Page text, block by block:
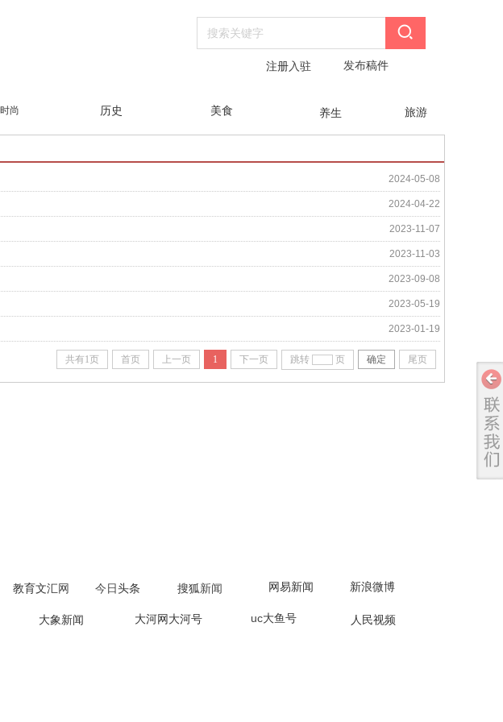
注册入驻 发布稿件
时尚 美食 养生 旅游
历史
2024-05-08
2024-04-22
2023-11-07
2023-11-03
2023-09-08
2023-05-19
2023-01-19
共有1页 首页 上一页 1 下一页 跳转 页 确定 尾页
搜狐新闻
教育文汇 网 网易新闻 新浪微博
今日 头条
uc大鱼号
大象新闻 大河网大河号 人民视频